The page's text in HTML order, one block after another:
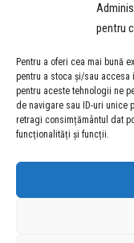
pentru
Pentru a oferi cea mai bună
pentru a stoca și/sau accesa
pentru aceste tehnologii ne
de navigare sau ID-uri unice
retragi consimțământul dat
funcționalități și funcții.
ACCES NEVĂZĂTORI
Descărcați programul
persoanelor cu
COPYRIGHT © 2026